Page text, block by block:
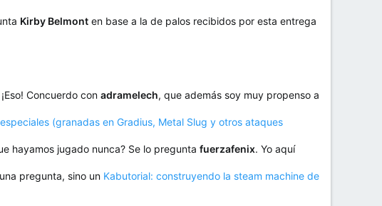
Kirby Belmont en base a la de palos recibidos por esta entrega
¡Eso! Concuerdo con adramelech, que además soy muy propenso a
(granadas en Gradius, Metal Slug y otros ataques
hayamos jugado nunca? Se lo pregunta fuerzafenix. Yo aquí
pregunta, sino un Kabutorial: construyendo la steam machine de